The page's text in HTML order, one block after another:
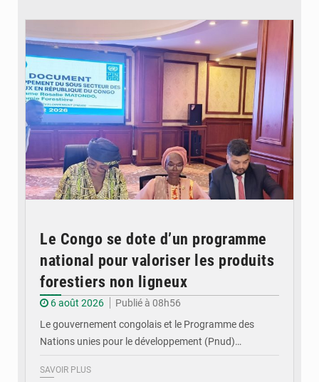
Le Congo se dote d’un programme
national pour valoriser les produits
forestiers non ligneux
6 août 2026
Publié à 08h56
Le gouvernement congolais et le Programme des
Nations unies pour le développement (Pnud)…
SAVOIR PLUS